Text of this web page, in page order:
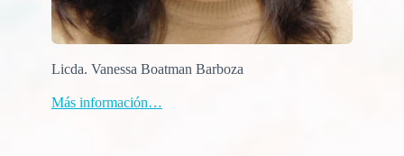
Licda. Vanessa Boatman Barboza
Más información…